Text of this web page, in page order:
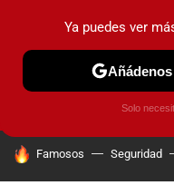
PRUEBAS COCHES
HOY SE HABLA DE
Famosos Seguridad
Ya puedes ver
Solo